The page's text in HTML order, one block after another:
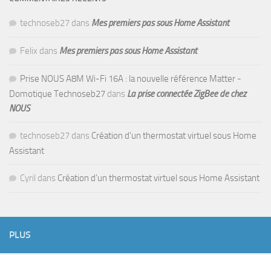
technoseb27 dans Mes premiers pas sous Home Assistant
Felix dans Mes premiers pas sous Home Assistant
Prise NOUS A8M Wi-Fi 16A : la nouvelle référence Matter -
Domotique Technoseb27 dans La prise connectée ZigBee de chez
NOUS
technoseb27 dans Création d’un thermostat virtuel sous Home
Assistant
Cyril dans Création d’un thermostat virtuel sous Home Assistant
PLUS